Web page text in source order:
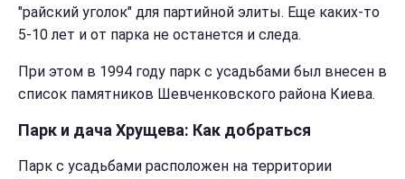
"райский уголок" для партийной элиты. Еще каких-то
5-10 лет и от парка не останется и следа.
При этом в 1994 году парк с усадьбами был внесен в
список памятников Шевченковского района Киева.
Парк и дача Хрущева: Как добраться
Парк с усадьбами расположен на территории